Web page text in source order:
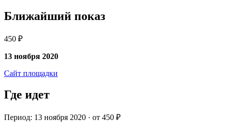
Ближайший показ
450 ₽
13 ноября 2020
Сайт площадки
Где идет
Период: 13 ноября 2020 · от 450 ₽